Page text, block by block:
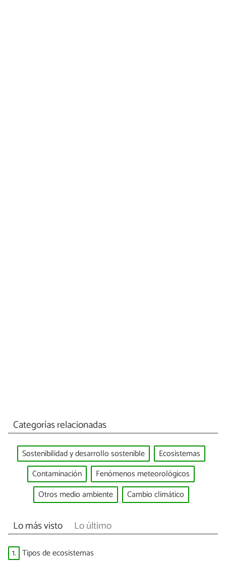
Categorías relacionadas
Sostenibilidad y desarrollo sostenible
Ecosistemas
Contaminación
Fenómenos meteorológicos
Otros medio ambiente
Cambio climático
Lo más visto Lo último
1. Tipos de ecosistemas